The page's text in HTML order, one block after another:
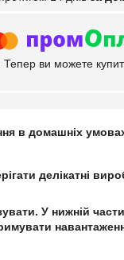
Тепер ви можете
в домашніх
делікатні
У нижній